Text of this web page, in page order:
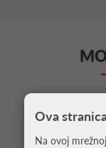
Ova
Na ovoj